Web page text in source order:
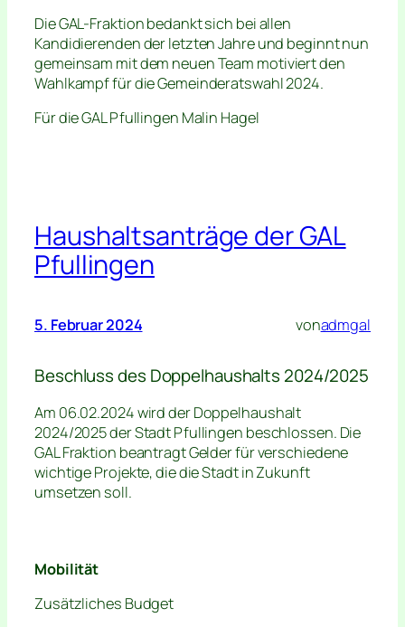
Die GAL-Fraktion bedankt sich bei allen
Kandidierenden der letzten Jahre und beginnt nun
gemeinsam mit dem neuen Team motiviert den
Wahlkampf für die Gemeinderatswahl 2024.
Für die GAL Pfullingen Malin Hagel
Haushaltsanträge der GAL
Pfullingen
5. Februar 2024 vonadmgal
Beschluss des Doppelhaushalts 2024/2025
Am 06.02.2024 wird der Doppelhaushalt
2024/2025 der Stadt Pfullingen beschlossen. Die
GAL Fraktion beantragt Gelder für verschiedene
wichtige Projekte, die die Stadt in Zukunft
umsetzen soll.
Mobilität
Zusätzliches Budget